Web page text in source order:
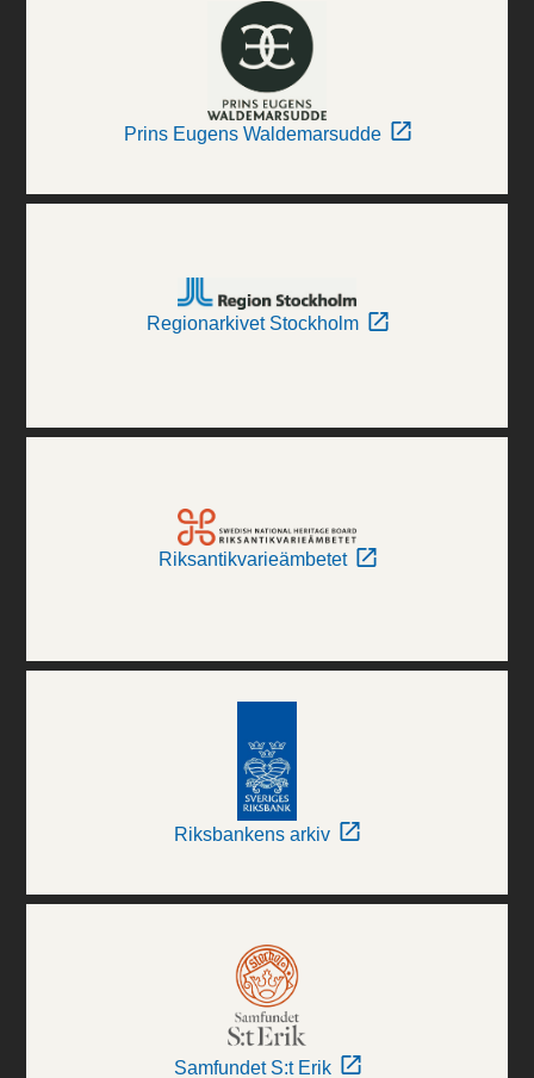
Prins Eugens Waldemarsudde
Regionarkivet Stockholm
Riksantikvarieämbetet
Riksbankens arkiv
Samfundet S:t Erik